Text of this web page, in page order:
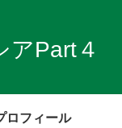
Part４
ロフィール